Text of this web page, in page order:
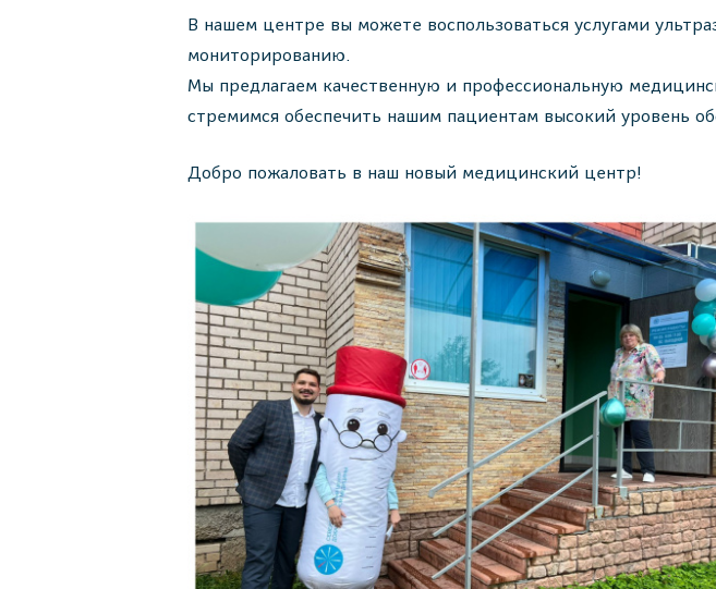
В нашем центре вы можете воспользоваться услугами
мониторированию.
Мы предлагаем качественную и профессиональную
стремимся обеспечить нашим пациентам высокий уровень
Добро пожаловать в наш новый медицинский центр!